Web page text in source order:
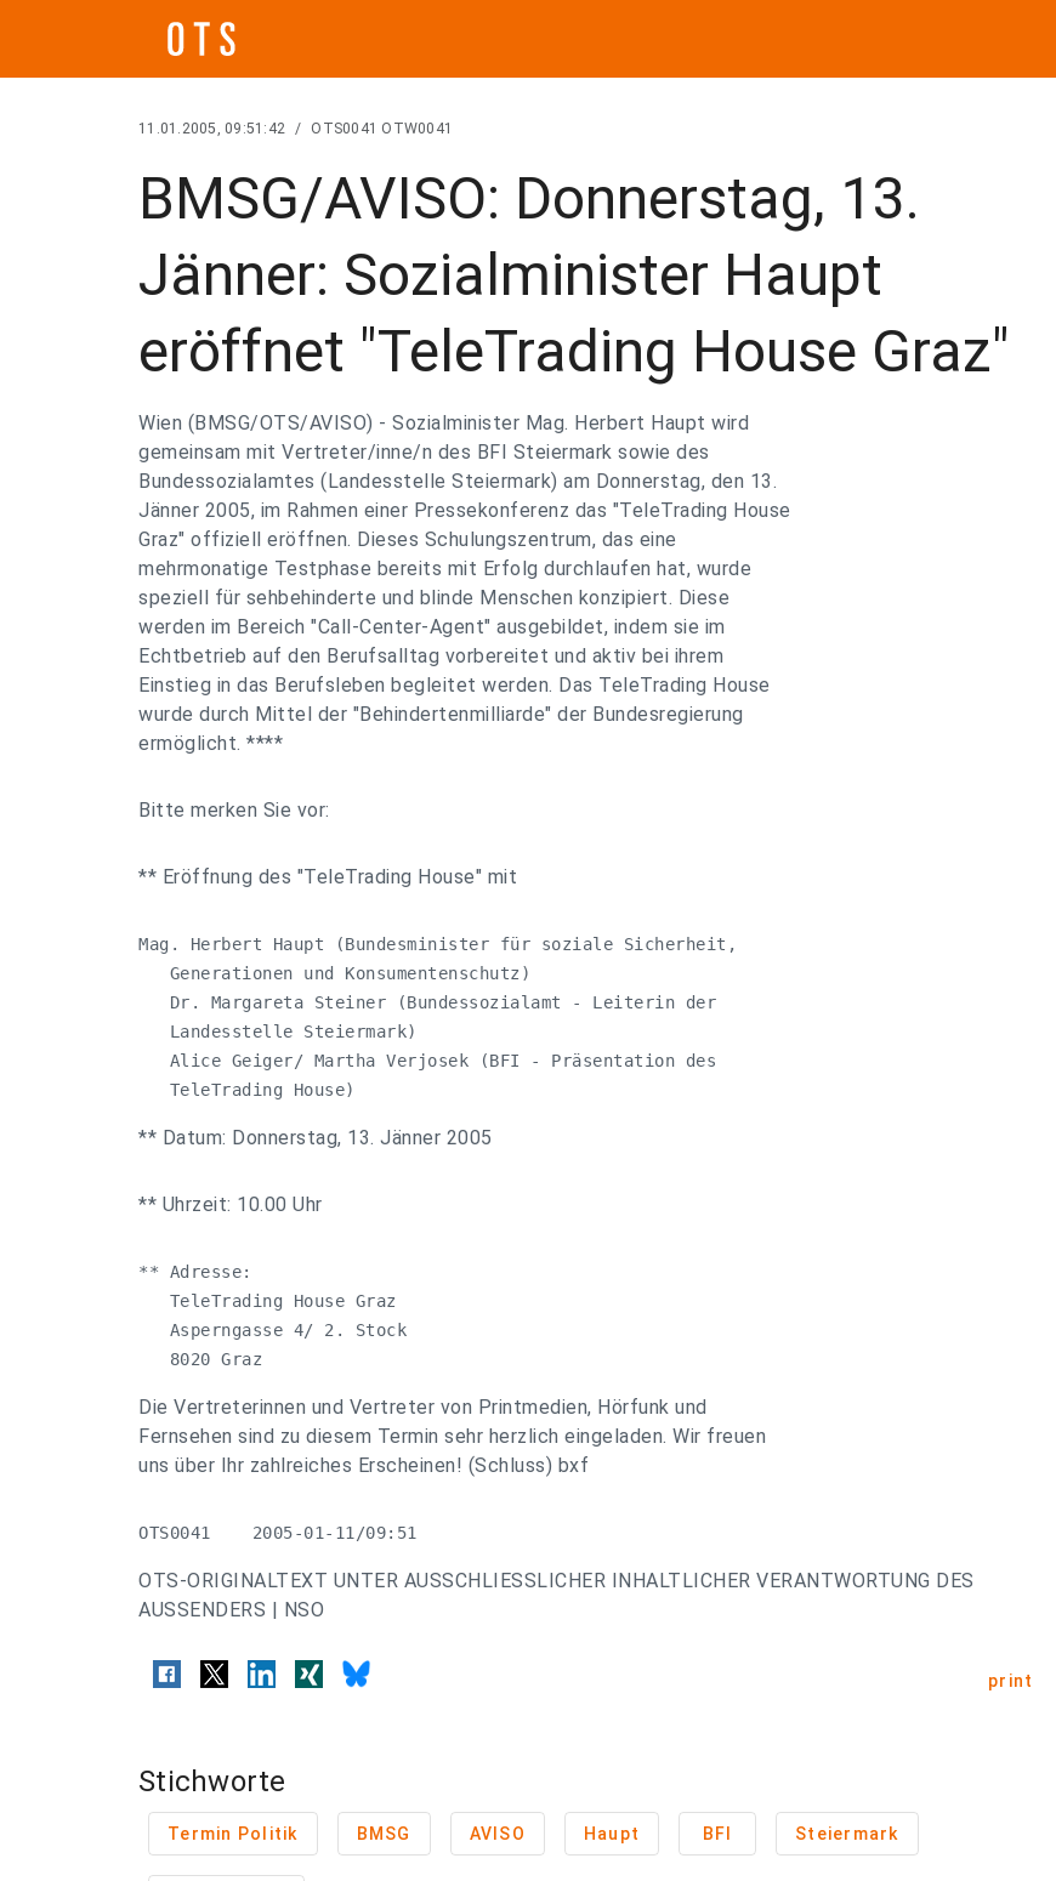
11.01.2005, 09:51:42 / OTS0041 OTW0041
BMSG/AVISO: Donnerstag, 13.
Jänner: Sozialminister Haupt
eröffnet "TeleTrading House Graz"
Wien (BMSG/OTS/AVISO) - Sozialminister Mag. Herbert Haupt wird
gemeinsam mit Vertreter/inne/n des BFI Steiermark sowie des
Bundessozialamtes (Landesstelle Steiermark) am Donnerstag, den 13.
Jänner 2005, im Rahmen einer Pressekonferenz das "TeleTrading House
Graz" offiziell eröffnen. Dieses Schulungszentrum, das eine
mehrmonatige Testphase bereits mit Erfolg durchlaufen hat, wurde
speziell für sehbehinderte und blinde Menschen konzipiert. Diese
werden im Bereich "Call-Center-Agent" ausgebildet, indem sie im
Echtbetrieb auf den Berufsalltag vorbereitet und aktiv bei ihrem
Einstieg in das Berufsleben begleitet werden. Das TeleTrading House
wurde durch Mittel der "Behindertenmilliarde" der Bundesregierung
ermöglicht. ****
Bitte merken Sie vor:
** Eröffnung des "TeleTrading House" mit
Mag. Herbert Haupt (Bundesminister für soziale Sicherheit,
   Generationen und Konsumentenschutz)
   Dr. Margareta Steiner (Bundessozialamt - Leiterin der
   Landesstelle Steiermark)
   Alice Geiger/ Martha Verjosek (BFI - Präsentation des
   TeleTrading House)
** Datum: Donnerstag, 13. Jänner 2005
** Uhrzeit: 10.00 Uhr
** Adresse:
   TeleTrading House Graz
   Asperngasse 4/ 2. Stock
   8020 Graz
Die Vertreterinnen und Vertreter von Printmedien, Hörfunk und
Fernsehen sind zu diesem Termin sehr herzlich eingeladen. Wir freuen
uns über Ihr zahlreiches Erscheinen! (Schluss) bxf
OTS0041    2005-01-11/09:51
OTS-ORIGINALTEXT UNTER AUSSCHLIESSLICHER INHALTLICHER VERANTWORTUNG DES
AUSSENDERS | NSO
print
Stichworte
Termin Politik BMSG AVISO Haupt BFI Steiermark